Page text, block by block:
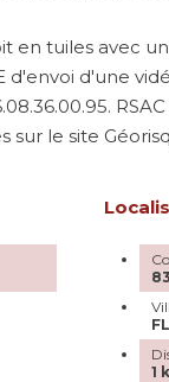
en tuiles avec
d'envoi d'une
le site
1